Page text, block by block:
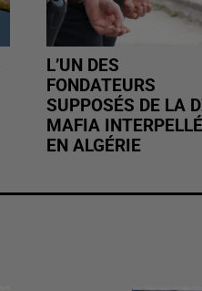
L’UN DES
FONDATEURS
SUPPOSÉS DE LA
MAFIA INTERPELLÉ
EN ALGÉRIE